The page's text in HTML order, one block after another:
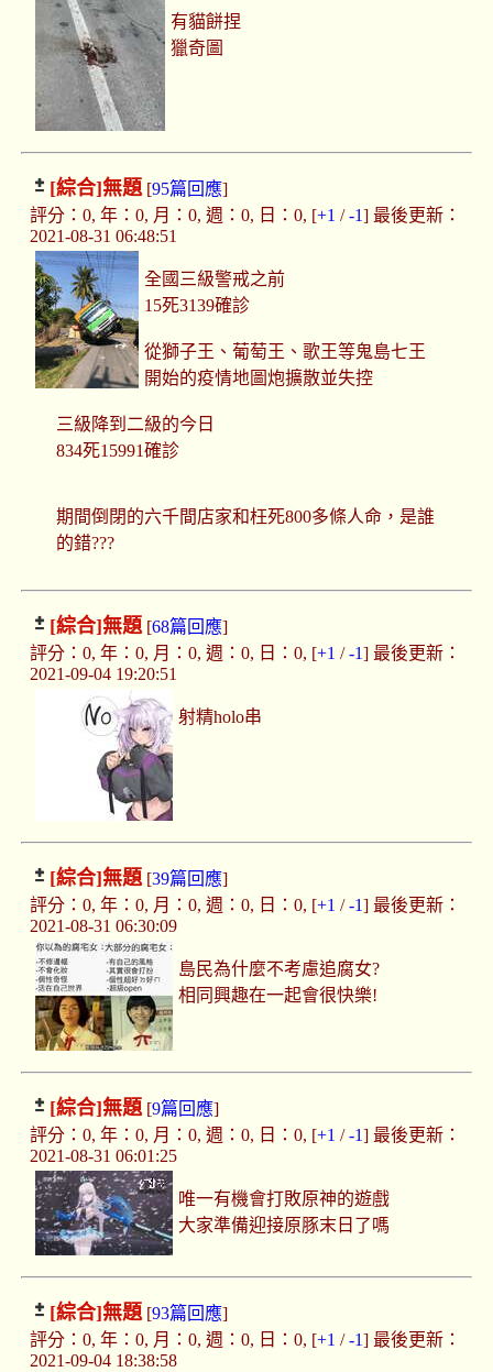
有貓餅捏
獵奇圖
[綜合]無題[95篇回應]
評分：0, 年：0, 月：0, 週：0, 日：0, [+1 /-1] 最後更新：
2021-08-31 06:48:51
全國三級警戒之前
15死3139確診
從獅子王、葡萄王、歌王等鬼島七王
開始的疫情地圖炮擴散並失控
三級降到二級的今日
834死15991確診
期間倒閉的六千間店家和枉死800多條人命，是誰
的錯???
[綜合]無題[68篇回應]
評分：0, 年：0, 月：0, 週：0, 日：0, [+1 /-1] 最後更新：
2021-09-04 19:20:51
射精holo串
[綜合]無題[39篇回應]
評分：0, 年：0, 月：0, 週：0, 日：0, [+1 /-1] 最後更新：
2021-08-31 06:30:09
島民為什麼不考慮追腐女?
相同興趣在一起會很快樂!
[綜合]無題[9篇回應]
評分：0, 年：0, 月：0, 週：0, 日：0, [+1 /-1] 最後更新：
2021-08-31 06:01:25
唯一有機會打敗原神的遊戲
大家準備迎接原豚末日了嗎
[綜合]無題[93篇回應]
評分：0, 年：0, 月：0, 週：0, 日：0, [+1 /-1] 最後更新：
2021-09-04 18:38:58